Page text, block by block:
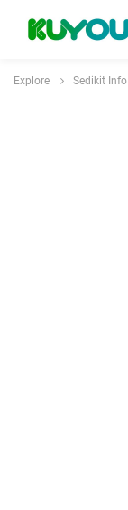
Explore Sedikit Info